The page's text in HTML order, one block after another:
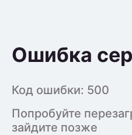
Ошибка
Код ошибки: 500
Попробуйте
зайдите позже